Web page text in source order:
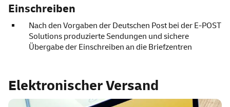
Einschreiben
Nach den Vorgaben der Deutschen Post bei der E-POST
Solutions produzierte Sendungen und sichere
Übergabe der Einschreiben an die Briefzentren
Elektronischer Versand